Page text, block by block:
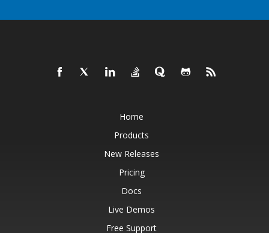
Home
Products
New Releases
Pricing
Docs
Live Demos
Free Support